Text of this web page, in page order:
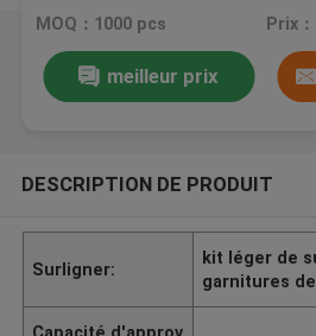
de câble
MOQ：1000 pcs Prix
meilleur prix
DESCRIPTION DE PRODUIT
Surligner:
kit léger de
garnitures
Capacité d'approv